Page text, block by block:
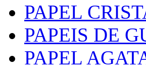
PAPEL
PAPEIS DE
PAPEL